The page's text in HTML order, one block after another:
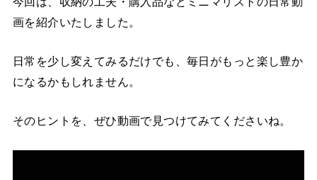
画を紹介いたしました。
日常を少し変えてみるだけでも、毎日がもっと楽し豊か
になるかもしれません。
そのヒントを、ぜひ動画で見つけてみてくださいね。